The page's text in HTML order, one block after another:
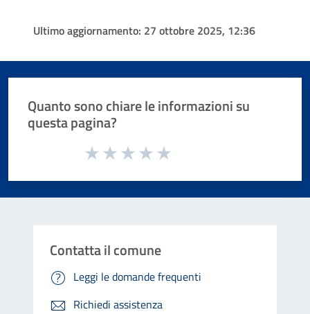
Ultimo aggiornamento: 27 ottobre 2025, 12:36
Quanto sono chiare le informazioni su
questa pagina?
Valuta da 1 a 5 stelle la pagina
Contatta il comune
Leggi le domande frequenti
Richiedi assistenza